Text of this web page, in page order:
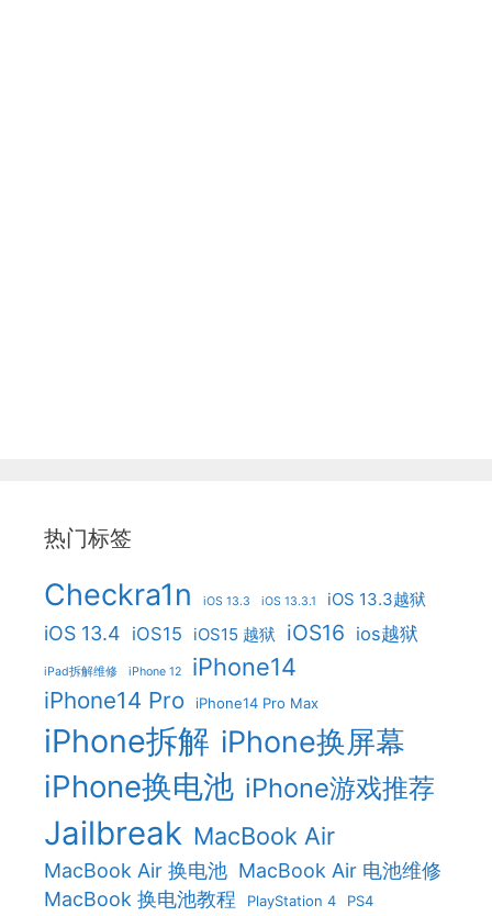
热门标签
Checkra1n iOS 13.3 iOS 13.3.1 iOS 13.3越狱
iOS 13.4 iOS15 iOS15 越狱 iOS16 ios越狱
iPad拆解维修 iPhone 12 iPhone14
iPhone14 Pro iPhone14 Pro Max
iPhone拆解 iPhone换屏幕
iPhone换电池 iPhone游戏推荐
Jailbreak MacBook Air
MacBook Air 换电池 MacBook Air 电池维修
MacBook 换电池教程
PlayStation 4 PS4